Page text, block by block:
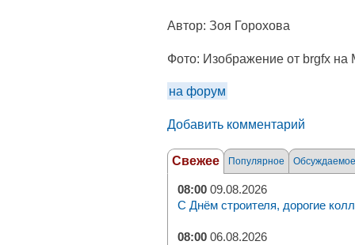
Автор: Зоя Горохова
Фото: Изображение от brgfx на
на форум
Добавить комментарий
Свежее Популярное Обсуждаемое
08:00 09.08.2026
С Днём строителя, дорогие
08:00 06.08.2026